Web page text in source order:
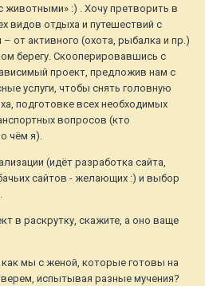
животными» :) . Хочу претворить в
видов отдыха и путешествий с
от активного (охота, рыбалка и пр.)
берегу. Скооперировавшись с
проект, предложив нам с
услуги, чтобы снять головную
подготовке всех необходимых
вопросов (кто
чём я).
(идёт разработка сайта,
сайтов - желающих :) и выбор
в раскрутку, скажите, а оно ваще
мы с женой, которые готовы на
испытывая разные мучения?